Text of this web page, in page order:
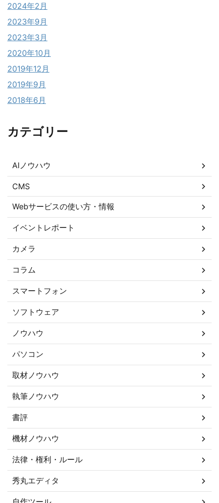
2024年2月
2023年9月
2023年3月
2020年10月
2019年12月
2019年9月
2018年6月
カテゴリー
AIノウハウ
CMS
Webサービスの使い方・情報
イベントレポート
カメラ
コラム
スマートフォン
ソフトウェア
ノウハウ
パソコン
取材ノウハウ
執筆ノウハウ
書評
機材ノウハウ
法律・権利・ルール
秀丸エディタ